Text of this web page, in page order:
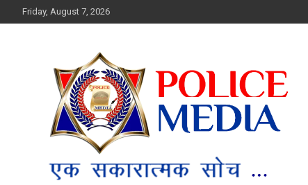
to
Friday, August 7, 2026